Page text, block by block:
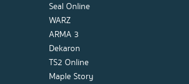
Seal Online
WARZ
ARMA 3
Dekaron
TS2 Online
Maple Story